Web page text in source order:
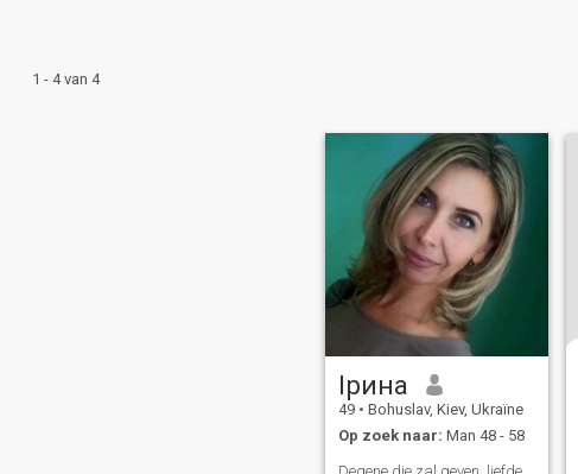
1 - 4 van 4
Ірина
49 • Bohuslav, Kiev, Ukraïne
Op zoek naar: Man 48 - 58